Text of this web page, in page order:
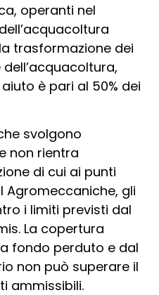
operanti nel
trasformazione dei
è pari al 50% dei
svolgono
non rientra
di cui ai punti
Agromeccaniche, gli
i limiti previsti dal
La copertura
fondo perduto e dal
non può superare il
ammissibili.